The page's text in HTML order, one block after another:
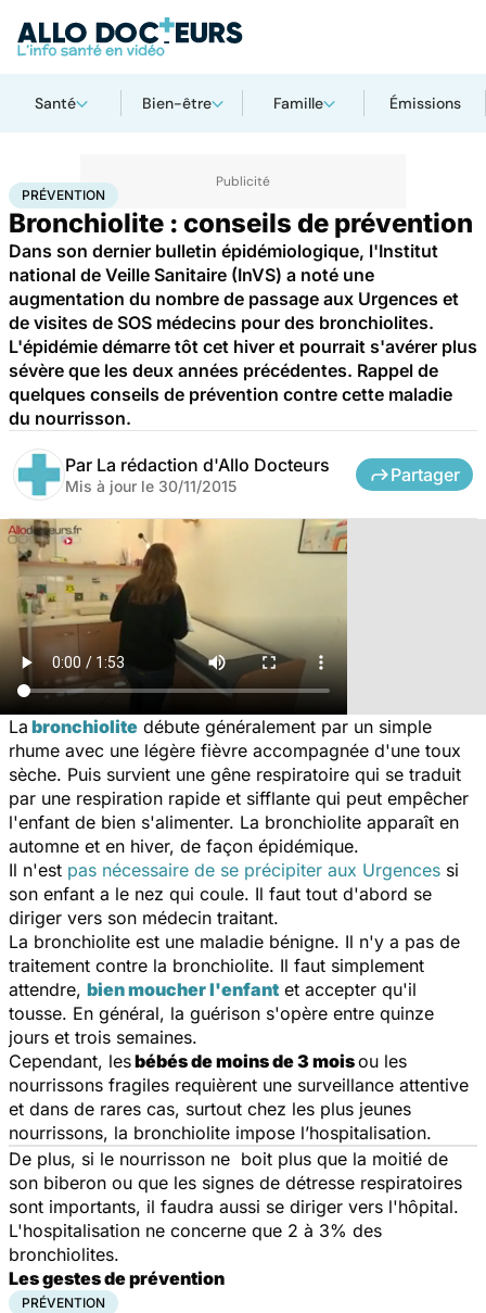
Santé Bien-être Famille Émissions
AccueilSantéMaladies Prévention
PRÉVENTION
Bronchiolite : conseils de prévention
Dans son dernier bulletin épidémiologique, l'Institut
national de Veille Sanitaire (InVS) a noté une
augmentation du nombre de passage aux Urgences et
de visites de SOS médecins pour des bronchiolites.
L'épidémie démarre tôt cet hiver et pourrait s'avérer plus
sévère que les deux années précédentes. Rappel de
quelques conseils de prévention contre cette maladie
du nourrisson.
Par La rédaction d'Allo Docteurs
Mis à jour le 30/11/2015
Partager
La bronchiolite débute généralement par un simple
rhume avec une légère fièvre accompagnée d'une toux
sèche. Puis survient une gêne respiratoire qui se traduit
par une respiration rapide et sifflante qui peut empêcher
l'enfant de bien s'alimenter. La bronchiolite apparaît en
automne et en hiver, de façon épidémique.
Il n'est pas nécessaire de se précipiter aux Urgences si
son enfant a le nez qui coule. Il faut tout d'abord se
diriger vers son médecin traitant.
La bronchiolite est une maladie bénigne. Il n'y a pas de
traitement contre la bronchiolite. Il faut simplement
attendre, bien moucher l'enfant et accepter qu'il
tousse. En général, la guérison s'opère entre quinze
jours et trois semaines.
Cependant, lesbébés de moins de 3 moisou les
nourrissons fragiles requièrent une surveillance attentive
et dans de rares cas, surtout chez les plus jeunes
nourrissons, la bronchiolite impose l’hospitalisation.
De plus, si le nourrisson ne boit plus que la moitié de
son biberon ou que les signes de détresse respiratoires
sont importants, il faudra aussi se diriger vers l'hôpital.
L'hospitalisation ne concerne que 2 à 3% des
bronchiolites.
Les gestes de prévention
PRÉVENTION